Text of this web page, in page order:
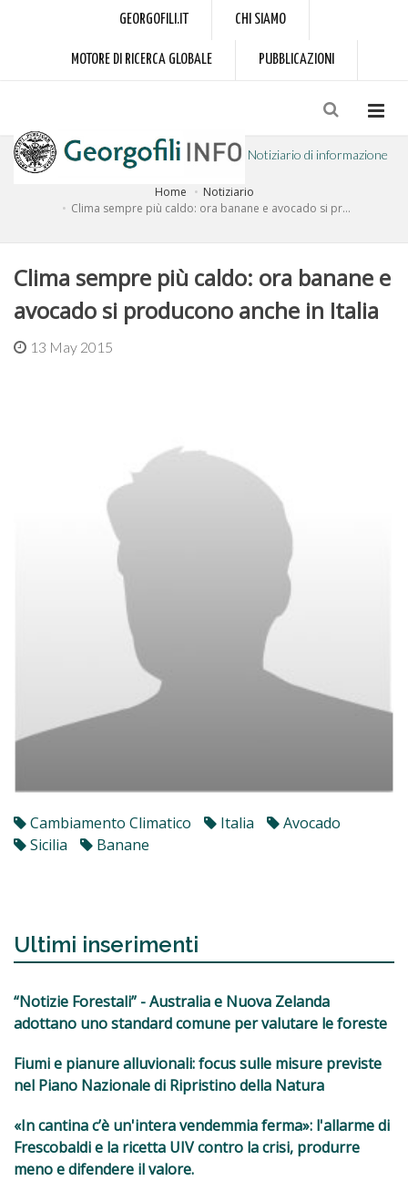
GEORGOFILI.IT CHI SIAMO
MOTORE DI RICERCA GLOBALE PUBBLICAZIONI
Notiziario di informazione
a cura dell'Accademia dei Georgofili
Home
Notiziario
Clima sempre più caldo: ora banane e avocado si pr...
Clima sempre più caldo: ora banane e
avocado si producono anche in Italia
13 May 2015
Cambiamento Climatico Italia
Avocado
Sicilia
Banane
Ultimi inserimenti
“Notizie Forestali” - Australia e Nuova Zelanda
adottano uno standard comune per valutare le foreste
Fiumi e pianure alluvionali: focus sulle misure previste
nel Piano Nazionale di Ripristino della Natura
«In cantina c’è un'intera vendemmia ferma»: l'allarme di
Frescobaldi e la ricetta UIV contro la crisi, produrre
meno e difendere il valore.